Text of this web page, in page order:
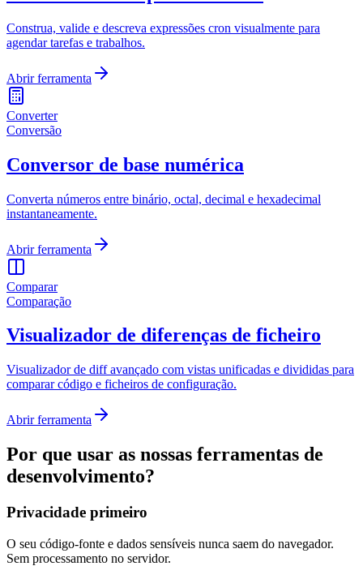
Construa, valide e descreva expressões cron visualmente para
agendar tarefas e trabalhos.
Abrir ferramenta
Converter
Conversão
Conversor de base numérica
Converta números entre binário, octal, decimal e hexadecimal
instantaneamente.
Abrir ferramenta
Comparar
Comparação
Visualizador de diferenças de ficheiro
Visualizador de diff avançado com vistas unificadas e divididas para
comparar código e ficheiros de configuração.
Abrir ferramenta
Por que usar as nossas ferramentas de
desenvolvimento?
Privacidade primeiro
O seu código-fonte e dados sensíveis nunca saem do navegador.
Sem processamento no servidor.